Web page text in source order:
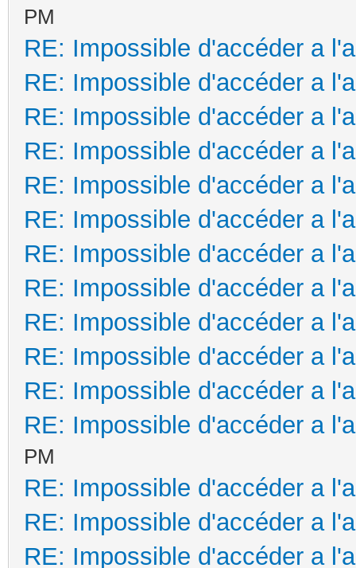
PM
RE: Impossible d'accéder a
RE: Impossible d'accéder a
RE: Impossible d'accéder a
RE: Impossible d'accéder a
RE: Impossible d'accéder a
RE: Impossible d'accéder a
RE: Impossible d'accéder a
RE: Impossible d'accéder a
RE: Impossible d'accéder a
RE: Impossible d'accéder a
RE: Impossible d'accéder a
RE: Impossible d'accéder a
PM
RE: Impossible d'accéder a
RE: Impossible d'accéder a
RE: Impossible d'accéder a